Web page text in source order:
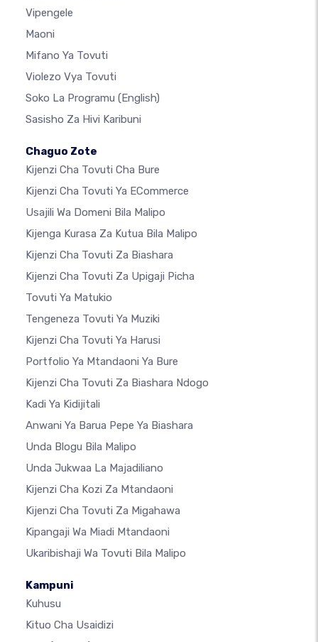
Vipengele
Maoni
Mifano Ya Tovuti
Violezo Vya Tovuti
Soko La Programu (English)
Sasisho Za Hivi Karibuni
Chaguo Zote
Kijenzi Cha Tovuti Cha Bure
Kijenzi Cha Tovuti Ya ECommerce
Usajili Wa Domeni Bila Malipo
Kijenga Kurasa Za Kutua Bila Malipo
Kijenzi Cha Tovuti Za Biashara
Kijenzi Cha Tovuti Za Upigaji Picha
Tovuti Ya Matukio
Tengeneza Tovuti Ya Muziki
Kijenzi Cha Tovuti Ya Harusi
Portfolio Ya Mtandaoni Ya Bure
Kijenzi Cha Tovuti Za Biashara Ndogo
Kadi Ya Kidijitali
Anwani Ya Barua Pepe Ya Biashara
Unda Blogu Bila Malipo
Unda Jukwaa La Majadiliano
Kijenzi Cha Kozi Za Mtandaoni
Kijenzi Cha Tovuti Za Migahawa
Kipangaji Wa Miadi Mtandaoni
Ukaribishaji Wa Tovuti Bila Malipo
Kampuni
Kuhusu
Kituo Cha Usaidizi